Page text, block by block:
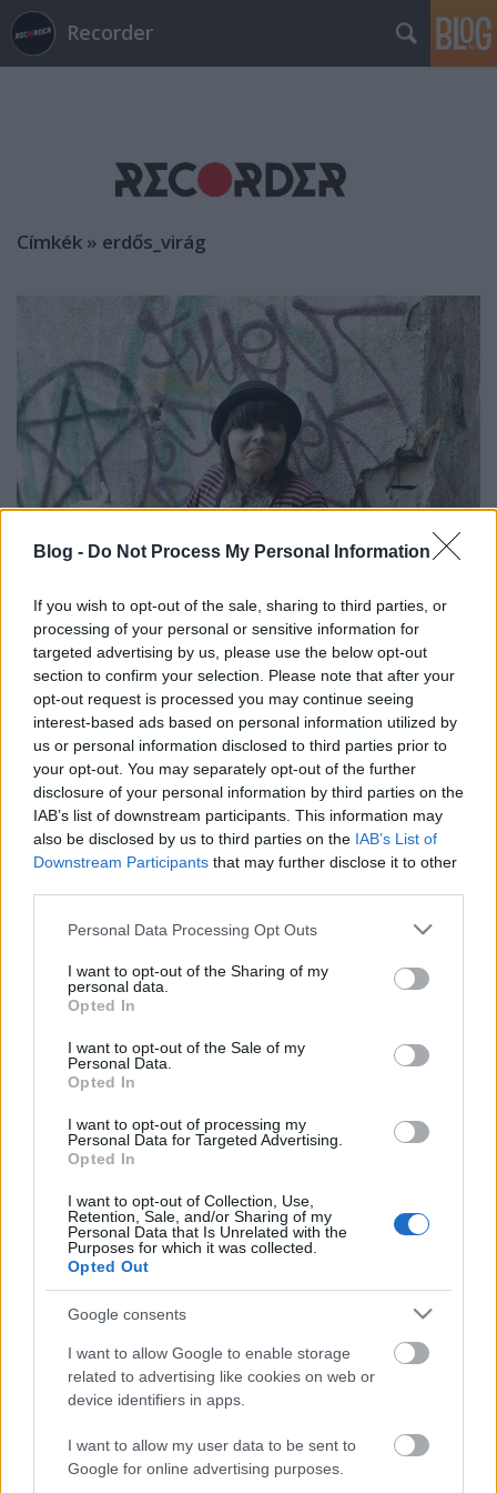
Blog - Do Not Process My Personal Information
If you wish to opt-out of the sale, sharing to third parties, or
processing of your personal or sensitive information for
targeted advertising by us, please use the below opt-out
section to confirm your selection. Please note that after your
opt-out request is processed you may continue seeing
interest-based ads based on personal information utilized by
us or personal information disclosed to third parties prior to
your opt-out. You may separately opt-out of the further
disclosure of your personal information by third parties on the
IAB’s list of downstream participants. This information may
also be disclosed by us to third parties on the IAB’s List of
Downstream Participants that may further disclose it to other
Please note that this website/app uses one or more Google
not limited to your visit or usage behaviour. You may click to
grant or deny consent to Google and its third-party tags to
use your data for below specified purposes in below Google
consent section.
Personal Data Processing Opt Outs
I want to opt-out of the Sharing of my
personal data.
Opted In
I want to opt-out of the Sale of my
Personal Data.
Opted In
I want to opt-out of processing my
Personal Data for Targeted Advertising.
Opted In
I want to opt-out of Collection, Use,
Retention, Sale, and/or Sharing of my
Personal Data that Is Unrelated with the
Purposes for which it was collected.
Opted Out
Google consents
I want to allow Google to enable storage
related to advertising like cookies on web or
device identifiers in apps.
I want to allow my user data to be sent to
Google for online advertising purposes.
Recorder
Címkék » erdős_virág
„Nem akarok szépen énekelni” –
Oláh Ibolya- és Bíró Kriszta-interjú
soostamas •2021. november 29.
Miért tetováltatta magára Edith Piafot, hogyan
nyomta rá a bélyegét a pályájára az intézetis sors, és
miért kell minden előadásba beledögleni? Még
2018-ban jelent meg Presser Gábor és Oláh Ibolya
könyvcédéje, a Voltam Ibojka, amin Ibolya keserédes
sanzonokat énekelt neves magyar költők verseiből –
Zene a Margó Irodalmi Fesztiválon -
Lovasi&Lackfi, Kollár-
Klemencz&Erdős
rerecorder•2014. június 19.
Az elmúlt hetekben elégszer emlegettük a Margó
Irodalmi Fesztivált, hát annak lezárása után
Lackfi János verseit énekli, Kollár-Klemencz László
pedig Erdős Virág költeményeit zenésítette meg. Két
fellépés, teljes…